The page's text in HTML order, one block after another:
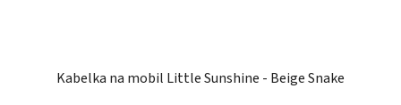
Kabelka na mobil Little Sunshine - Beige Snake